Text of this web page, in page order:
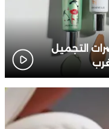
التجميل